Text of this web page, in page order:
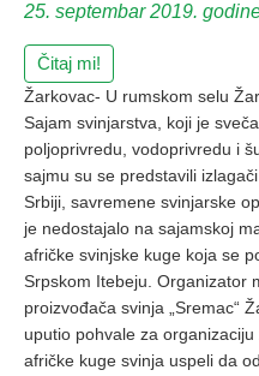
25. septembar 2019.
Čitaj mi!
Žarkovac- U rumskom selu
Sajam svinjarstva, koji je
poljoprivredu, vodoprivredu i
sajmu su se predstavili
Srbiji, savremene svinjarske
je nedostajalo na sajamskoj
afričke svinjske kuge koja se
Srpskom Itebeju. Organizator
proizvođača svinja „Sremac“
uputio pohvale za
afričke kuge svinja uspeli da